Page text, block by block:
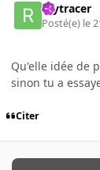
raytracer
Posté(e) le
Qu'elle idée de
sinon tu a
Citer